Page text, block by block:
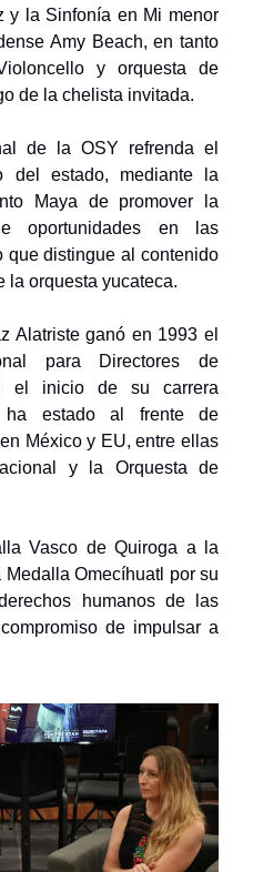
y la Sinfonía en Mi menor
Amy Beach, en tanto
y orquesta de
de la chelista invitada.
de la OSY refrenda el
del estado, mediante la
Maya de promover la
oportunidades en las
que distingue al contenido
la orquesta yucateca.
Alatriste ganó en 1993 el
para Directores de
el inicio de su carrera
estado al frente de
México y EU, entre ellas
y la Orquesta de
Vasco de Quiroga a la
Omecíhuatl por su
humanos de las
de impulsar a